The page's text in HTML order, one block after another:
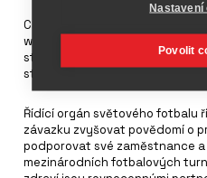
Calm tvrdí, že jeho spánek,
wellness nástroje mohou
studie naznačují, že 84 %
stavu, 81 % má méně stresu a
Řídící orgán světového fotbalu
závazku zvyšovat povědomí o
podporovat své zaměstnance
mezinárodních fotbalových
Nastavení
Povolit